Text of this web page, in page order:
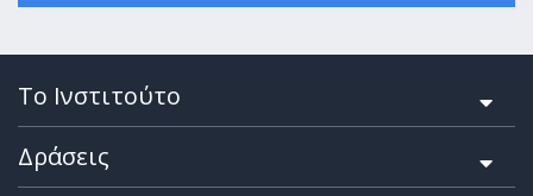
Το Ινστιτούτο
Δράσεις